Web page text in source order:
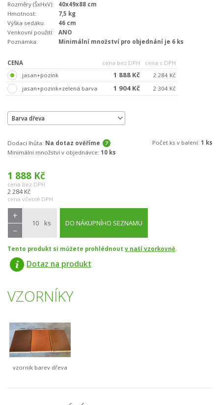
Rozměry (ŠxHxV):
40x49x88 cm
Hmotnost:
7,5 kg
Výška sedáku:
46 cm
Venkovní použití:
ANO
Poznámka:
Minimální množství pro objednání je 6 ks
CENA cena bez DPH
cena s DPH
jasan+pozink
1 888 Kč
2 284 Kč
jasan+pozink+zelená barva
1 904 Kč 2 304 Kč
Barva dřeva
Dodací lhůta: Na dotaz ověříme Počet ks v balení: 1 ks
Minimální množství v objednávce: 10 ks
1 888 Kč
cena bez DPH
2 284Kč
cena včetně DPH
ks
+
−
DO NÁKUPNÍHO SEZNAMU
Tento produkt si můžete prohlédnout v naší vzorkovně.
Dotaz na produkt
VZORNÍKY
vzorník barev dřeva